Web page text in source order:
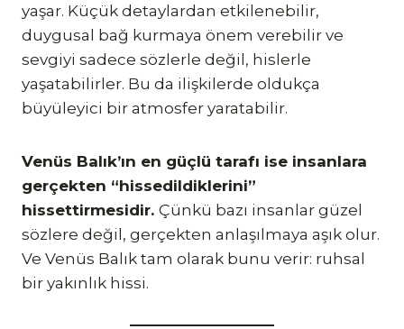
yaşar. Küçük detaylardan etkilenebilir,
duygusal bağ kurmaya önem verebilir ve
sevgiyi sadece sözlerle değil, hislerle
yaşatabilirler. Bu da ilişkilerde oldukça
büyüleyici bir atmosfer yaratabilir.
Venüs Balık’ın en güçlü tarafı ise insanlara
gerçekten “hissedildiklerini”
hissettirmesidir. Çünkü bazı insanlar güzel
sözlere değil, gerçekten anlaşılmaya aşık olur.
Ve Venüs Balık tam olarak bunu verir: ruhsal
bir yakınlık hissi.